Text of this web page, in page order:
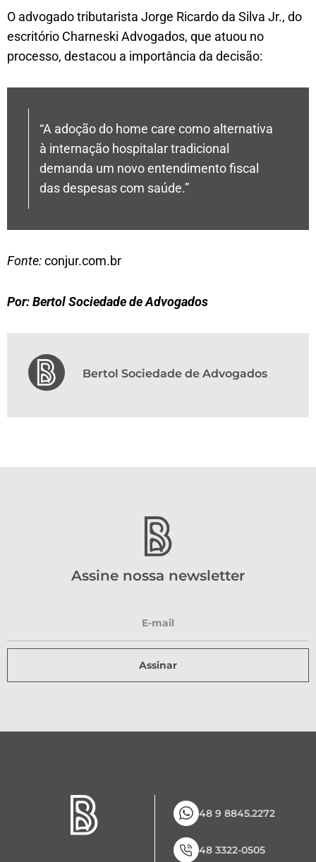
O advogado tributarista Jorge Ricardo da Silva Jr., do
escritório Charneski Advogados, que atuou no
processo, destacou a importância da decisão:
“A adoção do home care como alternativa
à internação hospitalar tradicional
demanda um novo entendimento fiscal
das despesas com saúde.”
Fonte:conjur.com.br
Por: Bertol Sociedade de Advogados
Bertol Sociedade de Advogados
Assine nossa newsletter
Assinar
48 9 8845.2272
48 3322-0505